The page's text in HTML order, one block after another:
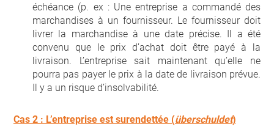
échéance (p. ex : Une entreprise a commandé des
marchandises à un fournisseur. Le fournisseur doit
livrer la marchandise à une date précise. Il a été
convenu que le prix d’achat doit être payé à la
livraison. L’entreprise sait maintenant qu’elle ne
pourra pas payer le prix à la date de livraison prévue.
Il y a un risque d’insolvabilité.
Cas 2 : L’entreprise est surendettée (überschuldet)